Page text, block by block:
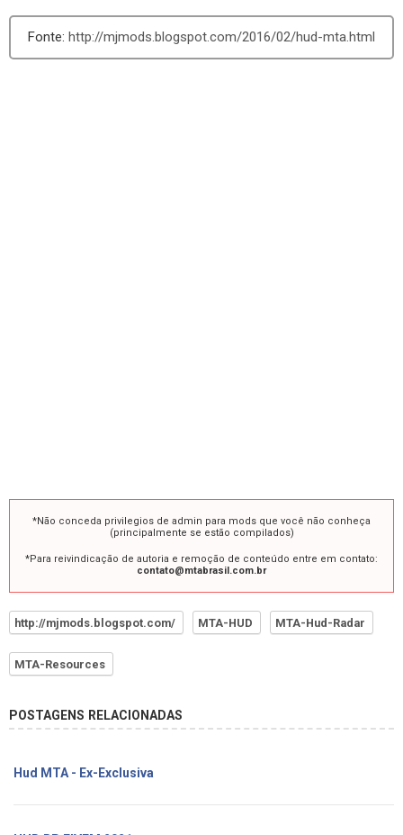
http://mjmods.blogspot.com/2016/02/hud-mta.html
*Não conceda privilegios de admin para mods que você não conheça
(principalmente se estão compilados)
*Para reivindicação de autoria e remoção de conteúdo entre em contato:
contato@mtabrasil.com.br
http://mjmods.blogspot.com/ MTA-HUD MTA-Hud-Radar
MTA-Resources
POSTAGENS RELACIONADAS
Hud MTA - Ex-Exclusiva